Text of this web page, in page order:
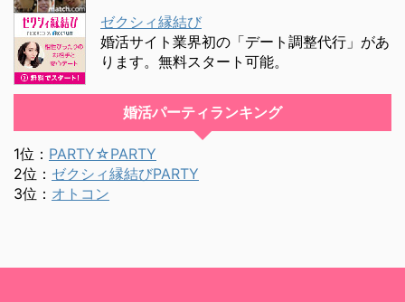
ゼクシィ縁結び
婚活サイト業界初の「デート調整代行」があ
ります。無料スタート可能。
婚活パーティランキング
1位： PARTY☆PARTY
2位： ゼクシィ縁結びPARTY
3位： オトコン